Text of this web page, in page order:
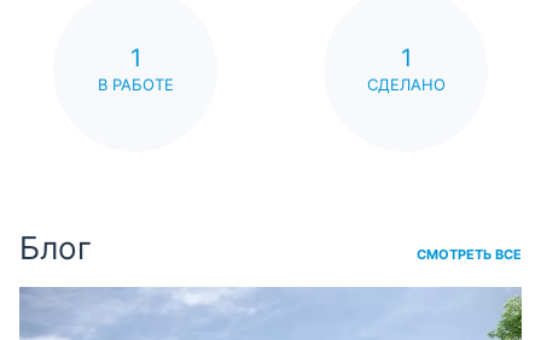
1
В РАБОТЕ
1
СДЕЛАНО
Блог СМОТРЕТЬ ВСЕ